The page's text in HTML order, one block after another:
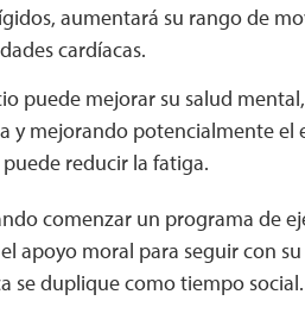
aumentará su rango de
cardíacas.
puede mejorar su salud
y mejorando potencialmente el
reducir la fatiga.
comenzar un programa de
apoyo moral para seguir con
se duplique como tiempo social.